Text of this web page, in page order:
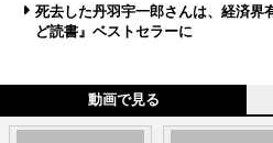
死去した丹羽宇一郎さんは、経済
ど読書』ベストセラーに
動画で見る